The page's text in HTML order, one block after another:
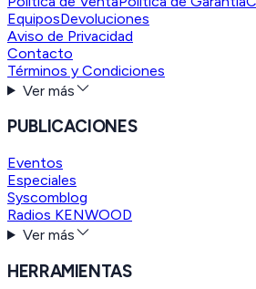
EquiposDevoluciones
Aviso de Privacidad
Contacto
Términos y Condiciones
Ver más
PUBLICACIONES
Eventos
Especiales
Syscomblog
Radios KENWOOD
Ver más
HERRAMIENTAS